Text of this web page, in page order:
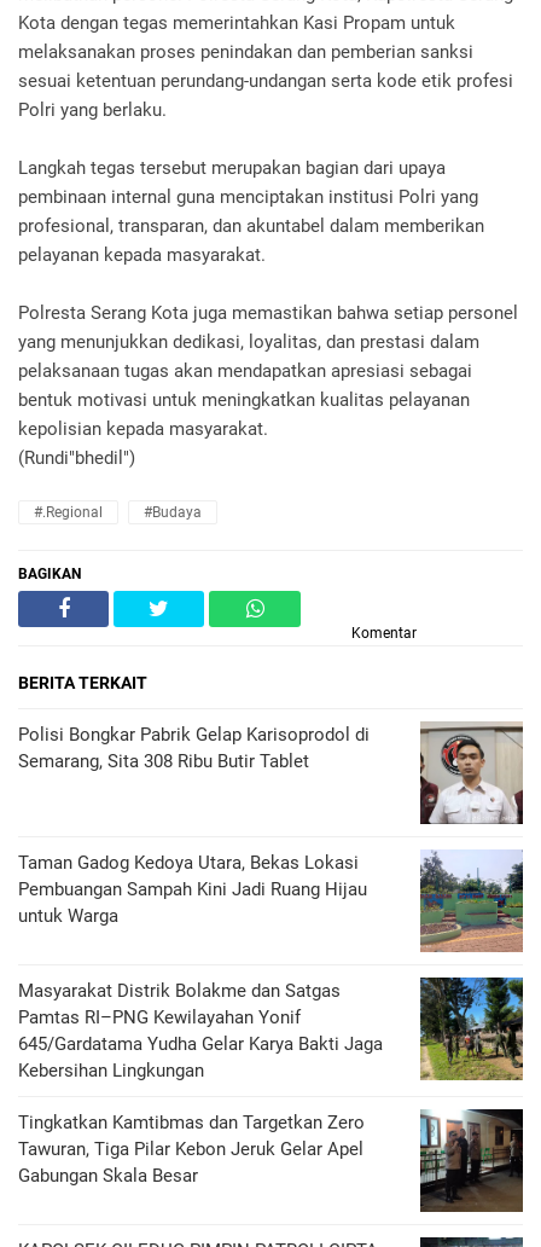
Kota dengan tegas memerintahkan Kasi Propam untuk
melaksanakan proses penindakan dan pemberian sanksi
sesuai ketentuan perundang-undangan serta kode etik profesi
Polri yang berlaku.
Langkah tegas tersebut merupakan bagian dari upaya
pembinaan internal guna menciptakan institusi Polri yang
profesional, transparan, dan akuntabel dalam memberikan
pelayanan kepada masyarakat.
Polresta Serang Kota juga memastikan bahwa setiap personel
yang menunjukkan dedikasi, loyalitas, dan prestasi dalam
pelaksanaan tugas akan mendapatkan apresiasi sebagai
bentuk motivasi untuk meningkatkan kualitas pelayanan
kepolisian kepada masyarakat.
(Rundi"bhedil")
#.Regional #Budaya
BAGIKAN
Komentar
BERITA TERKAIT
Polisi Bongkar Pabrik Gelap Karisoprodol di
Semarang, Sita 308 Ribu Butir Tablet
‎Taman Gadog Kedoya Utara, Bekas Lokasi
Pembuangan Sampah Kini Jadi Ruang Hijau
untuk Warga
Masyarakat Distrik Bolakme dan Satgas
Pamtas RI–PNG Kewilayahan Yonif
645/Gardatama Yudha Gelar Karya Bakti Jaga
Kebersihan Lingkungan
Tingkatkan Kamtibmas dan Targetkan Zero
Tawuran, Tiga Pilar Kebon Jeruk Gelar Apel
Gabungan Skala Besar